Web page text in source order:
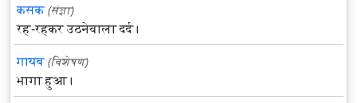
कसक (संज्ञा)
रह-रहकर उठनेवाला दर्द।
गायब (विशेषण)
भागा हुआ।